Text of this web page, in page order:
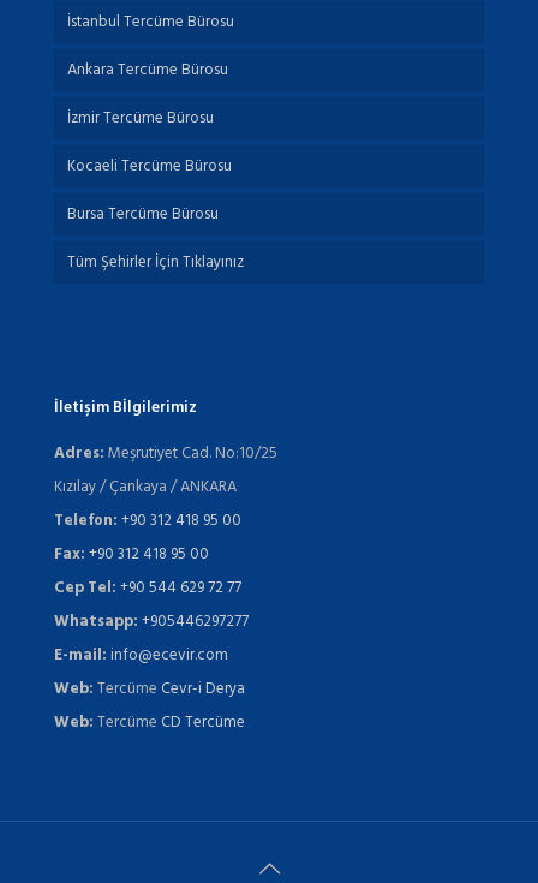
İstanbul Tercüme Bürosu
Ankara Tercüme Bürosu
İzmir Tercüme Bürosu
Kocaeli Tercüme Bürosu
Bursa Tercüme Bürosu
Tüm Şehirler İçin Tıklayınız
İletişim Bİlgilerimiz
Adres:Meşrutiyet Cad. No:10/25
Kızılay / Çankaya / ANKARA
Telefon:+90 312 418 95 00
Fax:+90 312 418 95 00
Cep Tel:+90 544 629 72 77
Whatsapp:+905446297277
E-mail:info@ecevir.com
Web:Tercüme Cevr-i Derya
Web:Tercüme CD Tercüme